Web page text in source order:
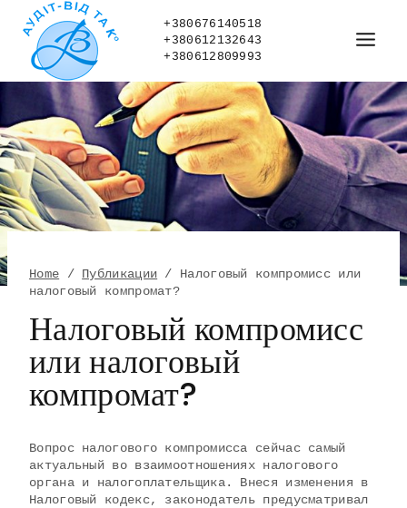
content
+380676140518
+380612132643
+380612809993
Home / Публикации /
Налоговый компромисс или
налоговый компромат?
Налоговый компромисс
или налоговый
компромат?
Вопрос налогового компромисса сейчас самый
актуальный во взаимоотношениях налогового
органа и налогоплательщика. Внеся изменения в
Налоговый кодекс, законодатель предусматривал